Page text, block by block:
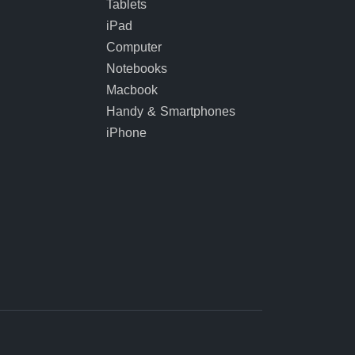
Tablets
iPad
Computer
Notebooks
Macbook
Handy & Smartphones
iPhone